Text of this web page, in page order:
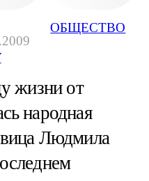
ОБЩЕСТВО
жизни от
народная
Людмила